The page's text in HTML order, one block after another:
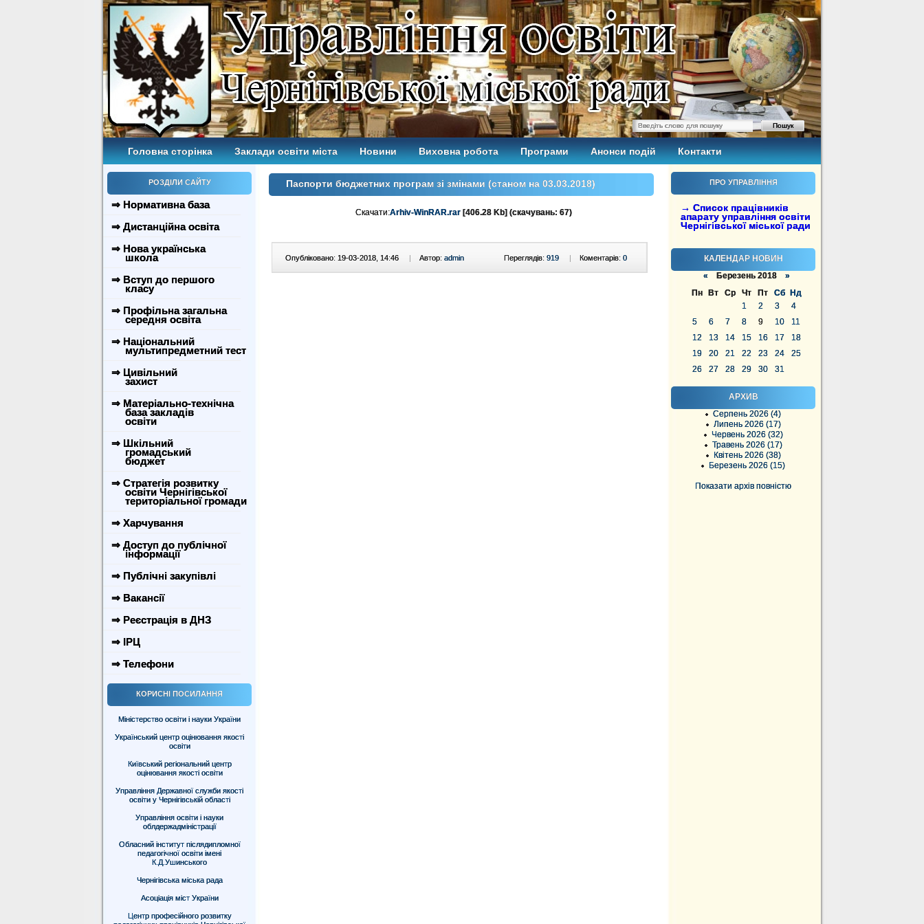
Головна сторінка Заклади освіти міста Новини Виховна робота Програми Анонси подій Контакти
РОЗДІЛИ САЙТУ
⇒ Нормативна база
⇒ Дистанційна освіта
⇒ Нова українська
школа
⇒ Вступ до першого
класу
⇒ Профільна загальна
середня освіта
⇒ Національний
мультипредметний тест
⇒ Цивільний
захист
⇒ Матеріально-технічна
база закладів
освіти
⇒ Шкільний
громадський
бюджет
⇒ Стратегія розвитку
освіти Чернігівської
територіальної громади
⇒ Харчування
⇒ Доступ до публічної
інформації
⇒ Публічні закупівлі
⇒ Вакансії
⇒ Реєстрація в ДНЗ
⇒ ІРЦ
⇒ Телефони
КОРИСНІ ПОСИЛАННЯ
Міністерство освіти і науки України
Український центр оцінювання якості
освіти
Київський регіональний центр
оцінювання якості освіти
Управління Державної служби якості
освіти у Чернігівській області
Управління освіти і науки
облдержадміністрації
Обласний інститут післядипломної
педагогічної освіти імені
К.Д.Ушинського
Чернігівська міська рада
Асоціація міст України
Центр професійного розвитку
ПРО УПРАВЛІННЯ
→ Список працівників
апарату управління освіти
Чернігівської міської ради
КАЛЕНДАР НОВИН
« Березень 2018 »
Пн
Вт Ср Чт Пт Сб
Нд
1
2 3
4
5
6 7 8 9 10
11
12
13 14 15 16 17
18
19
20 21 22 23 24
25
26
27 28 29 30 31
АРХИВ
Серпень 2026 (4)
Липень 2026 (17)
Червень 2026 (32)
Травень 2026 (17)
Квітень 2026 (38)
Березень 2026 (15)
Показати архів повністю
Паспорти бюджетних програм зі змінами (станом на 03.03.2018)
Скачати:Arhiv-WinRAR.rar [406.28 Kb] (cкачувань: 67)
Опубліковано: 19-03-2018, 14:46 | Автор: admin Коментарів: 0
Переглядів: 919 |